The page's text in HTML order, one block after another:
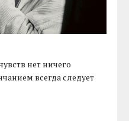
нет ничего
всегда следует